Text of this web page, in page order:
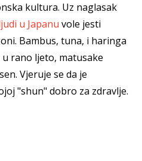
kultura. Uz naglasak
u Japanu vole jesti
Bambus, tuna, i haringa
rano ljeto, matusake
Vjeruje se da je
"shun" dobro za zdravlje.